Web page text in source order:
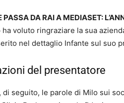
PASSA DA RAI A MEDIASET:
ha voluto ringraziare la sua
nel dettaglio Infante sul suo
del presentatore
di seguito, le parole di Milo sui